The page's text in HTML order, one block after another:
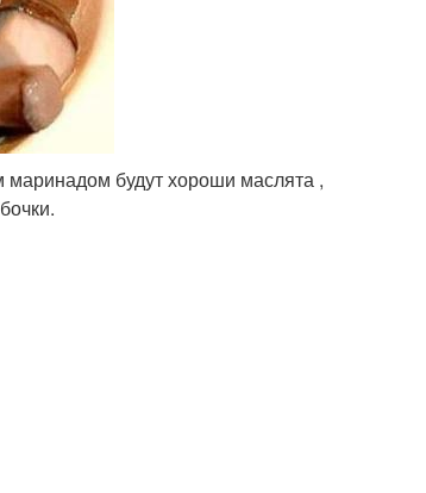
будут хороши маслята ,